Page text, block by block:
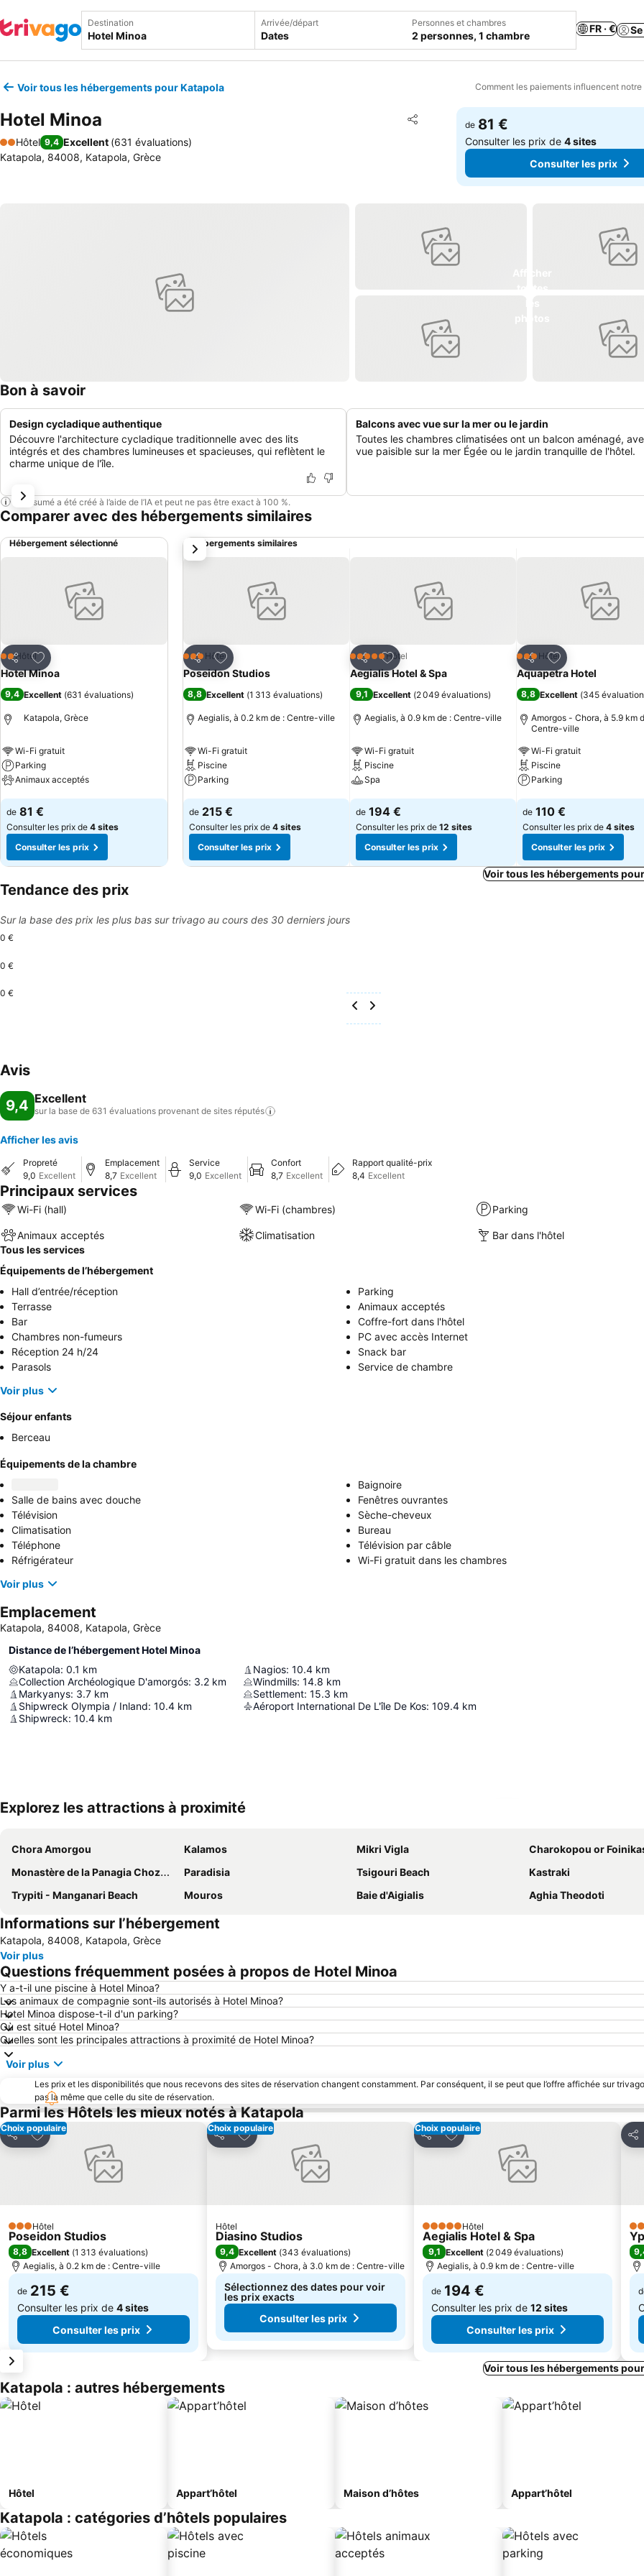
Destination Arrivée/départ
Dates
Personnes et chambres
2 personnes, 1 chambre
FR · €
Voir tous les hébergements pour Katapola Comment les paiements influencent
Hotel Minoa Partager
Ajouter à mes favoris
2 Étoiles
Hôtel 9,4 Excellent (631 évaluations)
Katapola, 84008, Katapola, Grèce
de 81 €
Consulter les prix de4 sites
Consulter les prix
Bon à savoir
Design cycladique authentique
Découvre l'architecture cycladique traditionnelle avec des lits
intégrés et des chambres lumineuses et spacieuses, qui reflètent le
charme unique de l'île.
Balcons avec vue sur la mer ou le jardin
Toutes les chambres climatisées ont un balcon aménagé,
vue paisible sur la mer Égée ou le jardin tranquille de l'hôtel.
Ce résumé a été créé à l’aide de l’IA et peut ne pas être exact à 100 %.
Comparer avec des hébergements similaires
Hébergement sélectionné
Partager
Ajouter à mes favoris
2 Étoiles
Hôtel
Hotel Minoa
9,4 Excellent (631 évaluations)
Katapola, Grèce
Wi-Fi gratuit
Parking
Animaux acceptés
Consulter les prix
de 81 €
Consulter les prix de 4 sites
Consulter les prix
Hébergements similaires
Partager
Ajouter à mes favoris
3 ÉtoilesHôtel
Poseidon Studios
8,8 Excellent (1 313 évaluations)
Aegialis, à 0.2 km de : Centre-ville
Wi-Fi gratuit
Piscine
Parking
Consulter les prix
de 215 €
Consulter les prix de 4 sites
Consulter les prix
Partager
Ajouter à mes favoris
5 Étoiles Hôtel
Aegialis Hotel & Spa
9,1 Excellent (2 049 évaluations)
Aegialis, à 0.9 km de : Centre-ville
Wi-Fi gratuit
Piscine
Spa
Consulter les prix
de 194 €
Consulter les prix de 12 sites
Consulter les prix
Partager
Ajouter à mes
3 ÉtoilesHôtel
Aquapetra Hotel
8,8 Excellent (345
Amorgos - Chora, à 5.9 km
Centre-ville
Wi-Fi gratuit
Piscine
Parking
Consulter les prix
de 110 €
Consulter les prix de 4 sites
Consulter les prix
suivant
Voir tous les hébergements
Tendance des prix
Sur la base des prix les plus bas sur trivago au cours des 30 derniers jours
0 €
0 €
0 €
Avis
9,4 Excellent
sur la base de 631 évaluations provenant de sites réputés
Afficher les avis
Propreté
9,0 Excellent
Emplacement
8,7 Excellent
Service
9,0 Excellent
Confort
8,7 Excellent
Rapport qualité-prix
8,4 Excellent
Principaux services
Wi-Fi (hall) Wi-Fi (chambres) Parking
Animaux acceptés Climatisation
Bar dans l'hôtel
Tous les services
Équipements de l’hébergement
Hall d’entrée/réception
Parking
Terrasse
Animaux acceptés
Bar
Coffre-fort dans l'hôtel
Chambres non-fumeurs
PC avec accès Internet
Réception 24 h/24
Snack bar
Parasols
Service de chambre
Voir plus
Séjour enfants
Berceau
Équipements de la chambre
Baignoire
Salle de bains avec douche
Fenêtres ouvrantes
Télévision
Sèche-cheveux
Climatisation
Bureau
Téléphone
Télévision par câble
Réfrigérateur
Wi-Fi gratuit dans les chambres
Voir plus
Emplacement
Katapola, 84008, Katapola, Grèce
Distance de l’hébergement Hotel Minoa
Katapola: 0.1 km
Collection Archéologique D'amorgós: 3.2 km
Markyanys: 3.7 km
Shipwreck Olympia / Inland: 10.4 km
Shipwreck: 10.4 km
Nagios: 10.4 km
Windmills: 14.8 km
Settlement: 15.3 km
Aéroport International De L'île De Kos: 109.4 km
Explorez les attractions à proximité
Chora Amorgou Kalamos Mikri Vigla
Charokopou or
Monastère de la Panagia Chozoviotissa
Paradisia Tsigouri Beach
Kastraki
Trypiti - Manganari Beach
Mouros Baie d'Aigialis Aghia Theodoti
Informations sur l’hébergement
Katapola, 84008, Katapola, Grèce
Voir plus
Questions fréquemment posées à propos de Hotel Minoa
Y a-t-il une piscine à Hotel Minoa?
Les animaux de compagnie sont-ils autorisés à Hotel Minoa?
Hotel Minoa dispose-t-il d'un parking?
Où est situé Hotel Minoa?
Quelles sont les principales attractions à proximité de Hotel Minoa?
Voir plus
Les prix et les disponibilités que nous recevons des sites de réservation changent constamment. Par conséquent, il se peut que l’offre affichée sur
pas la même que celle du site de réservation.
Parmi les Hôtels les mieux notés à Katapola
Choix populaire
Partager
Ajouter à mes favoris
3 Étoiles
Hôtel
Poseidon Studios
8,8 Excellent (1 313 évaluations)
Aegialis, à 0.2 km de : Centre-ville
de 215 €
Consulter les prix de 4 sites
Consulter les prix
Choix populaire
Partager
Ajouter à mes favoris
Hôtel
Diasino Studios
9,4 Excellent (343 évaluations)
Amorgos - Chora, à 3.0 km de : Centre-ville
Sélectionnez des dates pour voir
les prix exacts
Consulter les prix
Choix populaire
Partager
Ajouter à mes favoris
5 ÉtoilesHôtel
Aegialis Hotel & Spa
9,1 Excellent (2 049 évaluations)
Aegialis, à 0.9 km de : Centre-ville
de 194 €
Consulter les prix de 12 sites
Consulter les prix
3
Voir tous les hébergements
Katapola : autres hébergements
Hôtel Appart’hôtel Maison d’hôtes Appart’hôtel
Katapola : catégories d’hôtels populaires